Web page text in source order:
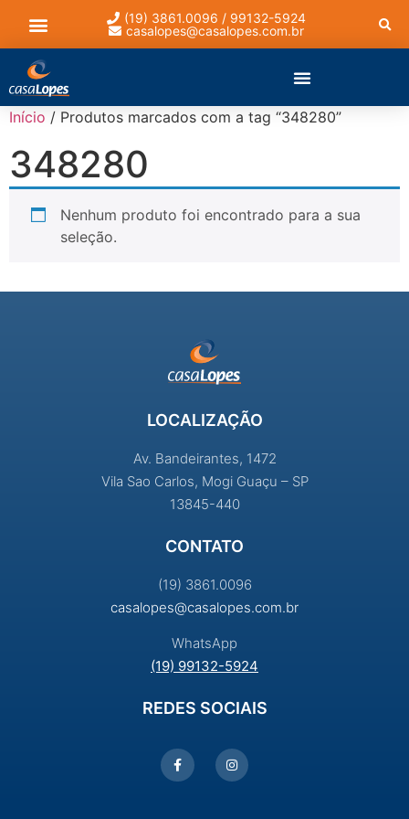
(19) 3861.0096 / 99132-5924
casalopes@casalopes.com.br
Início / Produtos marcados com a tag “348280”
348280
Nenhum produto foi encontrado para a sua
seleção.
LOCALIZAÇÃO
Av. Bandeirantes, 1472
Vila Sao Carlos, Mogi Guaçu – SP
13845-440
CONTATO
(19) 3861.0096
casalopes@casalopes.com.br
WhatsApp
(19) 99132-5924
REDES SOCIAIS